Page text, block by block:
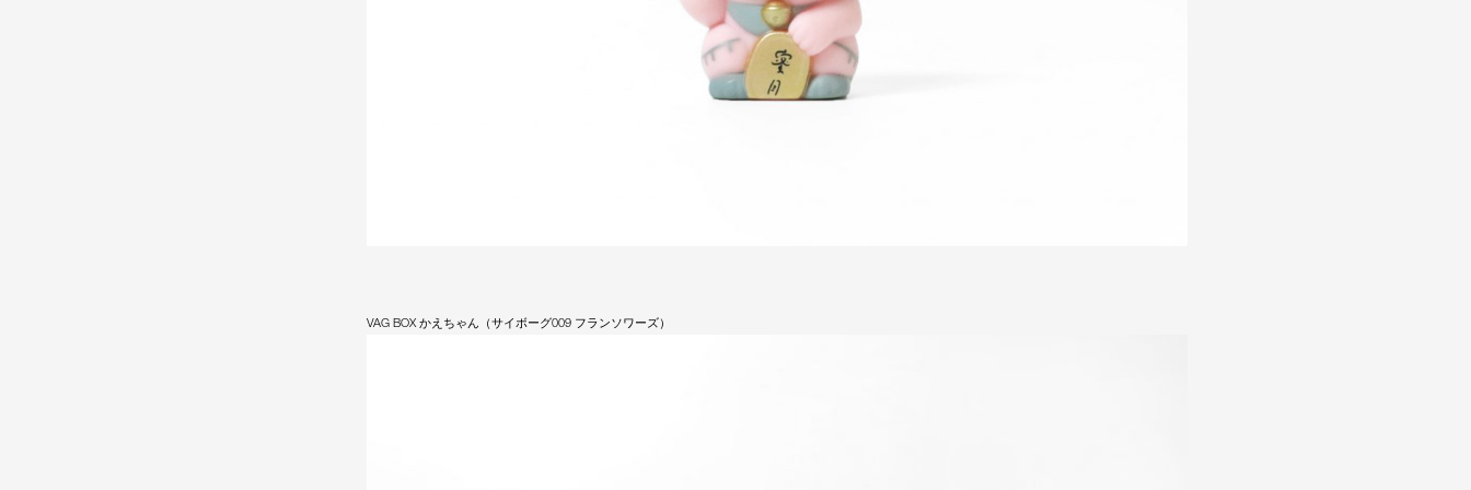
VAG BOX かえちゃん（サイボーグ009 フランソワーズ）